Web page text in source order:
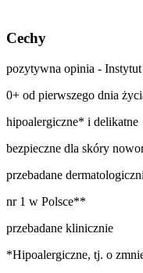
Cechy
pozytywna opinia -
0+ od pierwszego dnia
hipoalergiczne* i delikatne
bezpieczne dla skóry
przebadane
nr 1 w Polsce**
przebadane klinicznie
*Hipoalergiczne, tj. o